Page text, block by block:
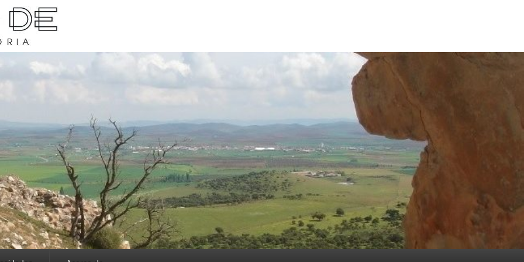
y su historia